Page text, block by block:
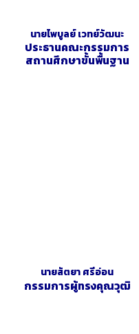
นายไพบูลย์ เวทย์วัฒนะ
ประธานคณะกรรมการ
สถานศึกษาขั้นพื้นฐาน
นายสัตยา ศรีอ่อน
กรรมการผู้ทรงคุณวุฒิ